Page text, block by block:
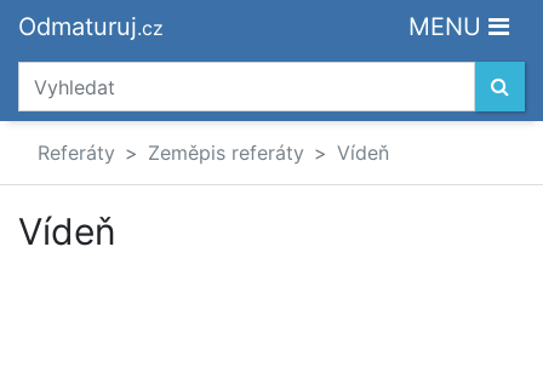
Odmaturuj.cz MENU
Referáty Zeměpis referáty Vídeň
Vídeň